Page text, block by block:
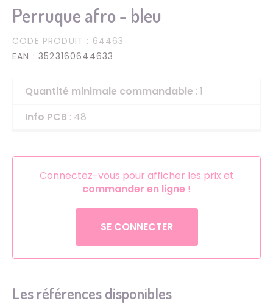
Perruque afro - bleu
CODE PRODUIT : 64463
EAN : 3523160644633
Quantité minimale commandable : 1
Info PCB : 48
Connectez-vous pour afficher les prix et
commander en ligne !
SE CONNECTER
Les références disponibles